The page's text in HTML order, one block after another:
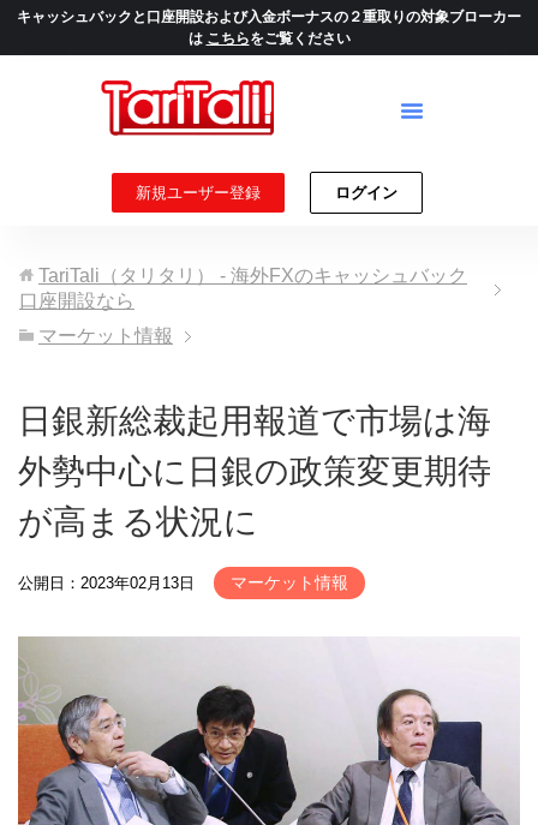
キャッシュバックと口座開設および入金ボーナスの２重取りの対象ブローカー
は こちらをご覧ください
新規ユーザー登録 ログイン
TariTali（タリタリ） - 海外FXのキャッシュバック
口座開設なら
マーケット情報
日銀新総裁起用報道で市場は海
外勢中心に日銀の政策変更期待
が高まる状況に
公開日：2023年02月13日 マーケット情報